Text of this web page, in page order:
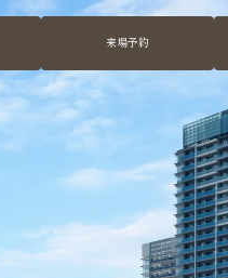
来場予約